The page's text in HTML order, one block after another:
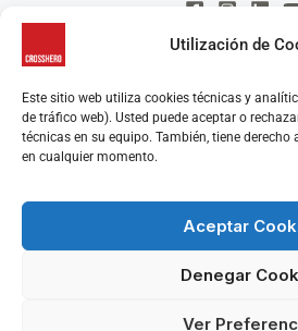
Utilización de
Este sitio web utiliza cookies técnicas y
de tráfico web). Usted puede aceptar o
técnicas en su equipo. También, tiene
en cualquier momento.
Aceptar
Denegar
Ver